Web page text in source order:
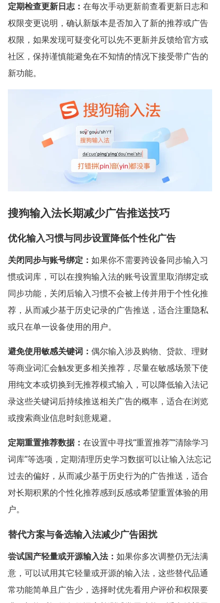
定期检查更新日志： 在每次手动更新前查看更新日志和
权限变更说明，确认新版本是否加入了新的推荐或广告
权限，如果发现可疑变化可以先不更新并反馈给官方或
社区，保持谨慎能避免在不知情的情况下接受带广告的
新功能。
搜狗输入法长期减少广告推送技巧
优化输入习惯与同步设置降低个性化广告
关闭同步与账号绑定： 如果你不需要跨设备同步输入习
惯或词库，可以在搜狗输入法的账号设置里取消绑定或
同步功能，关闭后输入习惯不会被上传并用于个性化推
荐，从而减少基于历史记录的广告推送，适合注重隐私
或只在单一设备使用的用户。
避免使用敏感关键词： 偶尔输入涉及购物、贷款、理财
等商业词汇会触发更多相关推荐，尽量在敏感场景下使
用纯文本或切换到无推荐模式输入，可以降低输入法记
录这些关键词后持续推送相关广告的概率，适合在浏览
或搜索商业信息时刻意规避。
定期重置推荐数据： 在设置中寻找“重置推荐”“清除学习
词库”等选项，定期清理历史学习数据可以让输入法忘记
过去的偏好，从而减少基于历史行为的广告推送，适合
对长期积累的个性化推荐感到反感或希望重置体验的用
户。
替代方案与备选输入法减少广告困扰
尝试国产轻量或开源输入法： 如果你多次调整仍无法满
意，可以试用其它轻量或开源的输入法，这些替代品通
常功能简单且广告少，选择时优先看用户评价和权限要